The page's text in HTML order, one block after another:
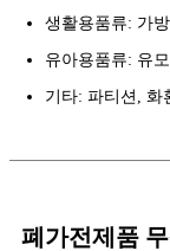
생활용품류: 가
유아용품류: 유
기타: 파티션, 화
폐가전제품